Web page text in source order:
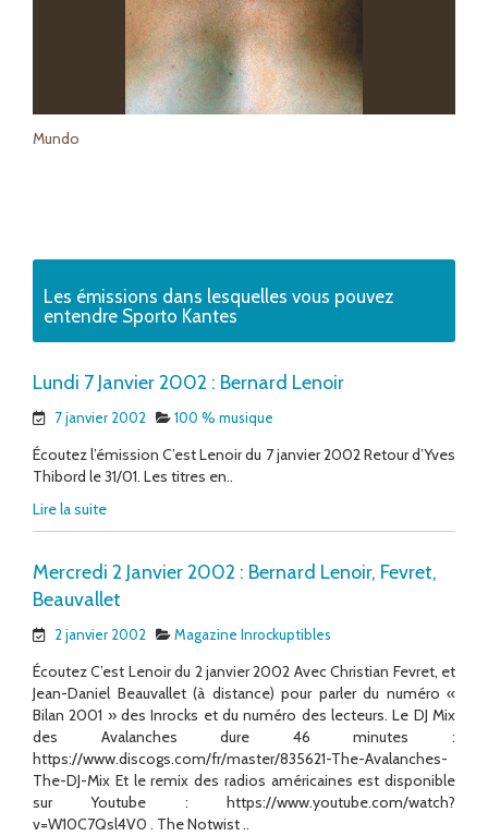
Mundo
Les émissions dans lesquelles vous pouvez
entendre Sporto Kantes
Lundi 7 Janvier 2002 : Bernard Lenoir
7 janvier 2002 100 % musique
Écoutez l’émission C’est Lenoir du 7 janvier 2002 Retour d’Yves
Thibord le 31/01. Les titres en..
Lire la suite
Mercredi 2 Janvier 2002 : Bernard Lenoir, Fevret,
Beauvallet
2 janvier 2002 Magazine Inrockuptibles
Écoutez C’est Lenoir du 2 janvier 2002 Avec Christian Fevret, et
Jean-Daniel Beauvallet (à distance) pour parler du numéro «
Bilan 2001 » des Inrocks et du numéro des lecteurs. Le DJ Mix
des Avalanches dure 46 minutes :
https://www.discogs.com/fr/master/835621-The-Avalanches-
The-DJ-Mix Et le remix des radios américaines est disponible
sur Youtube : https://www.youtube.com/watch?
v=W10C7Qsl4V0 . The Notwist ..